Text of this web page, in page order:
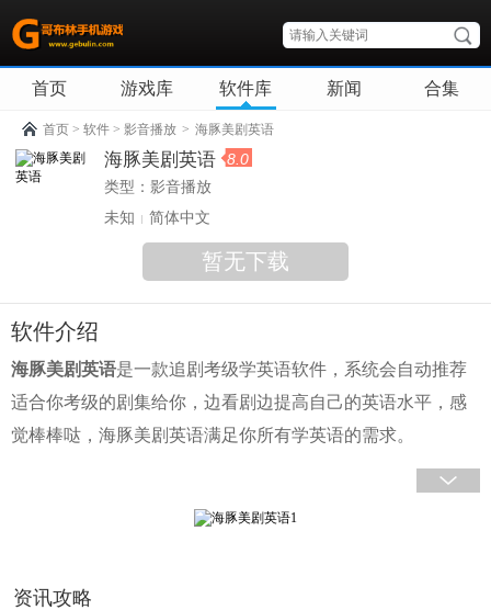
首页 游戏库 软件库 新闻 合集
首页 > 软件 > 影音播放 > 海豚美剧英语
海豚美剧英语 8.0
类型： 影音播放
未知
简体中文
暂无下载
软件介绍
海豚美剧英语是一款追剧考级学英语软件，系统会自动推荐
适合你考级的剧集给你，边看剧边提高自己的英语水平，感
觉棒棒哒，海豚美剧英语满足你所有学英语的需求。
-大人，我当然用《海豚美剧英语》看！
资讯攻略